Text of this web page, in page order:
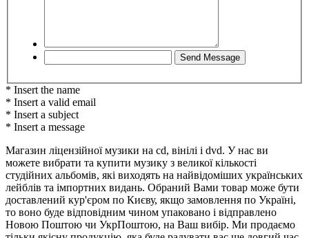
* Insert the name
* Insert a valid email
* Insert a subject
* Insert a message
Магазин ліцензійної музики на cd, вінілі і dvd. У нас ви
можете вибрати та купити музику з великої кількості
студійних альбомів, які виходять на найвідоміших українських
лейблів та імпортних видань. Обраний Вами товар може бути
доставлений кур'єром по Києву, якщо замовлення по Україні,
то воно буде відповідним чином упаковано і відправлено
Новою Поштою чи УкрПоштою, на Ваш вибір. Ми продаємо